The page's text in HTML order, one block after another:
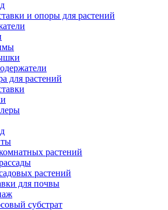
и опоры для растений
для растений
растений
растений
для почвы
субстрат